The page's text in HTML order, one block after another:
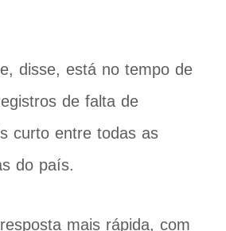
disse, está no tempo de
de falta de
curto entre todas as
do país.
mais rápida, com